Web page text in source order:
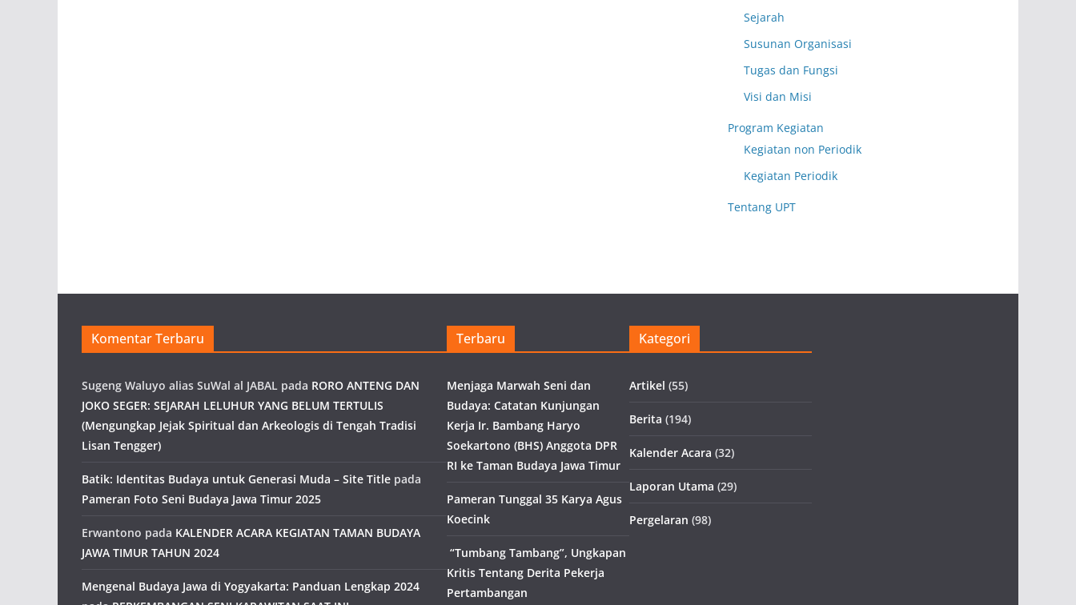
Sejarah
Susunan Organisasi
Tugas dan Fungsi
Visi dan Misi
Program Kegiatan
Kegiatan non Periodik
Kegiatan Periodik
Tentang UPT
Komentar Terbaru
Sugeng Waluyo alias SuWal al JABAL pada RORO ANTENG DAN
JOKO SEGER: SEJARAH LELUHUR YANG BELUM TERTULIS
(Mengungkap Jejak Spiritual dan Arkeologis di Tengah Tradisi
Lisan Tengger)
Batik: Identitas Budaya untuk Generasi Muda – Site Title pada
Pameran Foto Seni Budaya Jawa Timur 2025
Erwantono pada KALENDER ACARA KEGIATAN TAMAN BUDAYA
JAWA TIMUR TAHUN 2024
Mengenal Budaya Jawa di Yogyakarta: Panduan Lengkap 2024
Terbaru
Menjaga Marwah Seni dan
Budaya: Catatan Kunjungan
Kerja Ir. Bambang Haryo
Soekartono (BHS) Anggota DPR
RI ke Taman Budaya Jawa Timur
Pameran Tunggal 35 Karya Agus
Koecink
“Tumbang Tambang”, Ungkapan
Kritis Tentang Derita Pekerja
Pertambangan
Kategori
Artikel (55)
Berita (194)
Kalender Acara (32)
Laporan Utama (29)
Pergelaran (98)